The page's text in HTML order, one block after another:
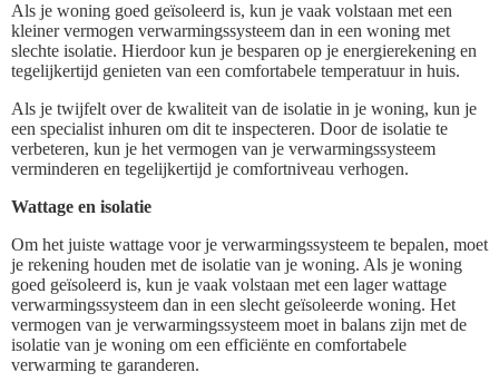
Als je woning goed geïsoleerd is, kun je vaak volstaan met een
kleiner vermogen verwarmingssysteem dan in een woning met
slechte isolatie. Hierdoor kun je besparen op je energierekening en
tegelijkertijd genieten van een comfortabele temperatuur in huis.
Als je twijfelt over de kwaliteit van de isolatie in je woning, kun je
een specialist inhuren om dit te inspecteren. Door de isolatie te
verbeteren, kun je het vermogen van je verwarmingssysteem
verminderen en tegelijkertijd je comfortniveau verhogen.
Wattage en isolatie
Om het juiste wattage voor je verwarmingssysteem te bepalen, moet
je rekening houden met de isolatie van je woning. Als je woning
goed geïsoleerd is, kun je vaak volstaan met een lager wattage
verwarmingssysteem dan in een slecht geïsoleerde woning. Het
vermogen van je verwarmingssysteem moet in balans zijn met de
isolatie van je woning om een efficiënte en comfortabele
verwarming te garanderen.